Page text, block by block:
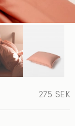
275 SEK